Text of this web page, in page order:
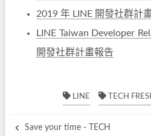
2019 年 LINE 開發社群計
LINE Taiwan Developer
開發社群計畫報告
LINE TECH
Save your time - TECH